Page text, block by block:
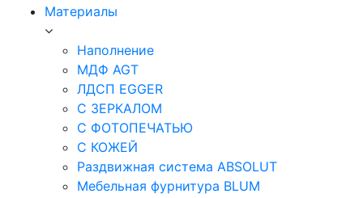
Материалы
Наполнение
МДФ AGT
ЛДСП EGGER
С ЗЕРКАЛОМ
С ФОТОПЕЧАТЬЮ
С КОЖЕЙ
Раздвижная система ABSOLUT
Мебельная фурнитура BLUM